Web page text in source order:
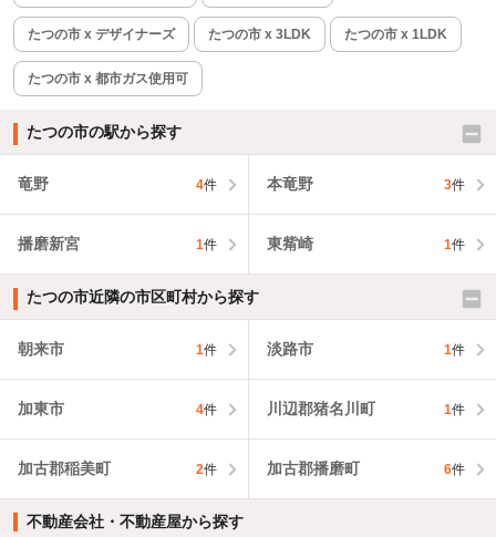
たつの市 x デザイナーズ たつの市 x 3LDK たつの市 x 1LDK
たつの市 x 都市ガス使用可
たつの市の駅から探す
竜野 4件 本竜野 3件
播磨新宮 1件 東觜崎 1件
たつの市近隣の市区町村から探す
朝来市 1件 淡路市 1件
加東市 4件 川辺郡猪名川町 1件
加古郡稲美町 2件 加古郡播磨町 6件
不動産会社・不動産屋から探す